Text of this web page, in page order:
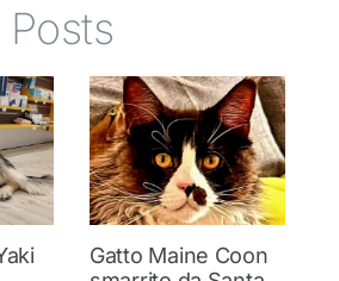
Gatto Maine Coon